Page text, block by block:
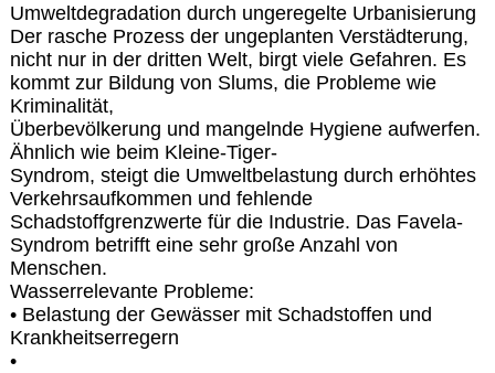
Umweltdegradation durch ungeregelte Urbanisierung
Der rasche Prozess der ungeplanten Verstädterung,
nicht nur in der dritten Welt, birgt viele Gefahren. Es
kommt zur Bildung von Slums, die Probleme wie
Kriminalität,
Überbevölkerung und mangelnde Hygiene aufwerfen.
Ähnlich wie beim Kleine-Tiger-
Syndrom, steigt die Umweltbelastung durch erhöhtes
Verkehrsaufkommen und fehlende
Schadstoffgrenzwerte für die Industrie. Das Favela-
Syndrom betrifft eine sehr große Anzahl von
Menschen.
Wasserrelevante Probleme:
• Belastung der Gewässer mit Schadstoffen und
Krankheitserregern
•